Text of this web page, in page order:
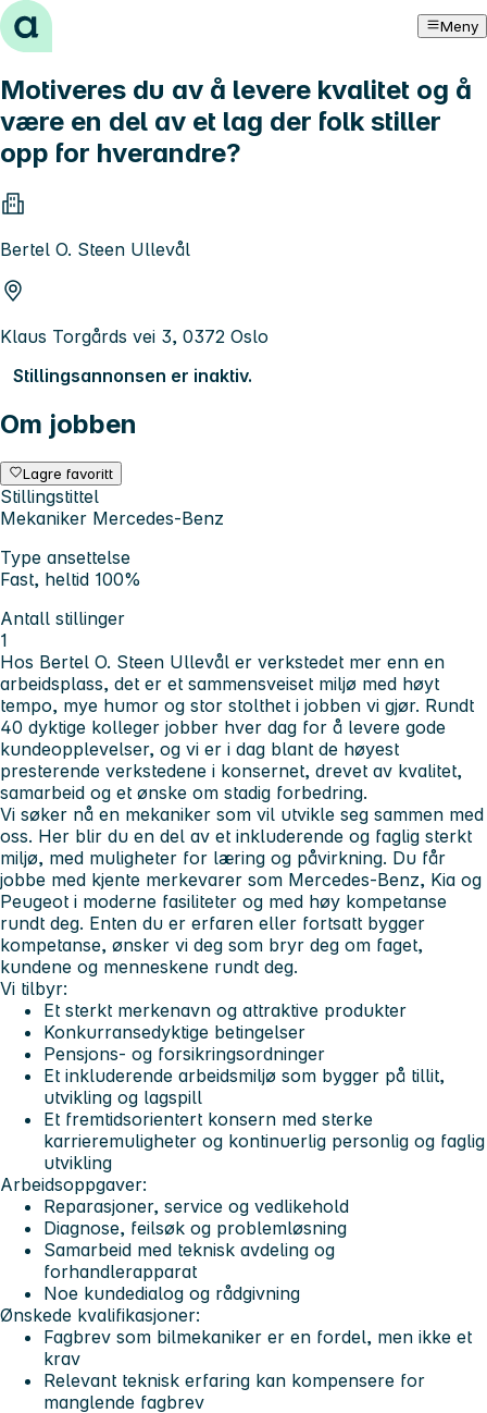
Hopp til innhold Meny
Motiveres du av å levere kvalitet og å
være en del av et lag der folk stiller
opp for hverandre?
Bertel O. Steen Ullevål
Klaus Torgårds vei 3, 0372 Oslo
Stillingsannonsen er inaktiv.
Om jobben
Lagre favoritt
Stillingstittel
Mekaniker Mercedes-Benz
Type ansettelse
Fast, heltid 100%
Antall stillinger
1
Hos Bertel O. Steen Ullevål er verkstedet mer enn en
arbeidsplass, det er et sammensveiset miljø med høyt
tempo, mye humor og stor stolthet i jobben vi gjør. Rundt
40 dyktige kolleger jobber hver dag for å levere gode
kundeopplevelser, og vi er i dag blant de høyest
presterende verkstedene i konsernet, drevet av kvalitet,
samarbeid og et ønske om stadig forbedring.
Vi søker nå en mekaniker som vil utvikle seg sammen med
oss. Her blir du en del av et inkluderende og faglig sterkt
miljø, med muligheter for læring og påvirkning. Du får
jobbe med kjente merkevarer som Mercedes-Benz, Kia og
Peugeot i moderne fasiliteter og med høy kompetanse
rundt deg. Enten du er erfaren eller fortsatt bygger
kompetanse, ønsker vi deg som bryr deg om faget,
kundene og menneskene rundt deg.
Vi tilbyr:
Et sterkt merkenavn og attraktive produkter
Konkurransedyktige betingelser
Pensjons- og forsikringsordninger
Et inkluderende arbeidsmiljø som bygger på tillit,
utvikling og lagspill
Et fremtidsorientert konsern med sterke
karrieremuligheter og kontinuerlig personlig og faglig
utvikling
Arbeidsoppgaver:
Reparasjoner, service og vedlikehold
Diagnose, feilsøk og problemløsning
Samarbeid med teknisk avdeling og
forhandlerapparat
Noe kundedialog og rådgivning
Ønskede kvalifikasjoner:
Fagbrev som bilmekaniker er en fordel, men ikke et
krav
Relevant teknisk erfaring kan kompensere for
manglende fagbrev